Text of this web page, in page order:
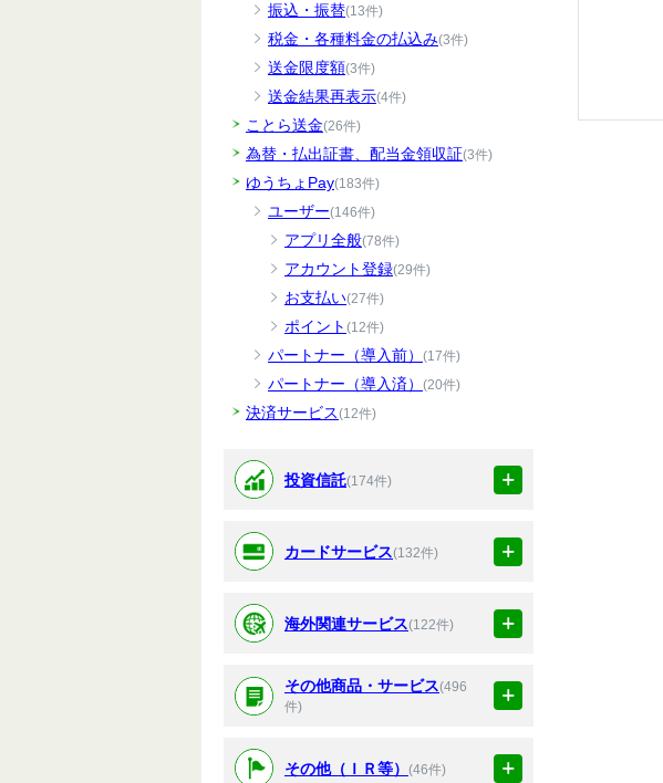
振込・振替(13件)
税金・各種料金の払込み(3件)
送金限度額(3件)
送金結果再表示(4件)
ことら送金(26件)
為替・払出証書、配当金領収証(3件)
ゆうちょPay(183件)
ユーザー(146件)
アプリ全般(78件)
アカウント登録(29件)
お支払い(27件)
ポイント (12件)
パートナー（導入前） (17件)
パートナー（導入済） (20件)
決済サービス(12件)
投資信託(174件)
カードサービス(132件)
海外関連サービス(122件)
その他商品・サービス(496
件)
その他（ＩＲ等） (46件)